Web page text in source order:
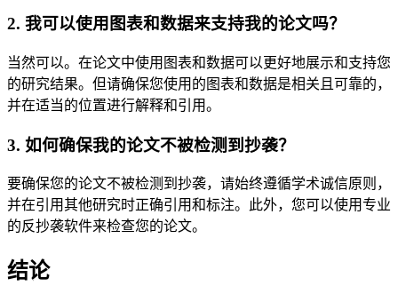
2. 我可以使用图表和数据来支持我的论文吗？
当然可以。在论文中使用图表和数据可以更好地展示和支持您
的研究结果。但请确保您使用的图表和数据是相关且可靠的，
并在适当的位置进行解释和引用。
3. 如何确保我的论文不被检测到抄袭？
要确保您的论文不被检测到抄袭，请始终遵循学术诚信原则，
并在引用其他研究时正确引用和标注。此外，您可以使用专业
的反抄袭软件来检查您的论文。
结论